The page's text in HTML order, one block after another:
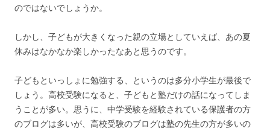
のではないでしょうか。
しかし、子どもが大きくなった親の立場としていえば、あの夏
休みはなかなか楽しかったなあと思うのです。
子どもといっしょに勉強する、というのは多分小学生が最後で
しょう。高校受験になると、子どもと塾だけの話になってしま
うことが多い。思うに、中学受験を経験されている保護者の方
のブログは多いが、高校受験のブログは塾の先生の方が多いの